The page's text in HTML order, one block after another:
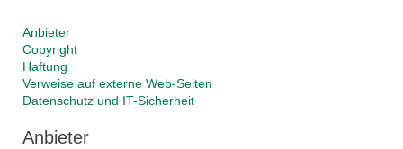
Anbieter
Copyright
Haftung
Verweise auf externe Web-Seiten
Datenschutz und IT-Sicherheit
Anbieter